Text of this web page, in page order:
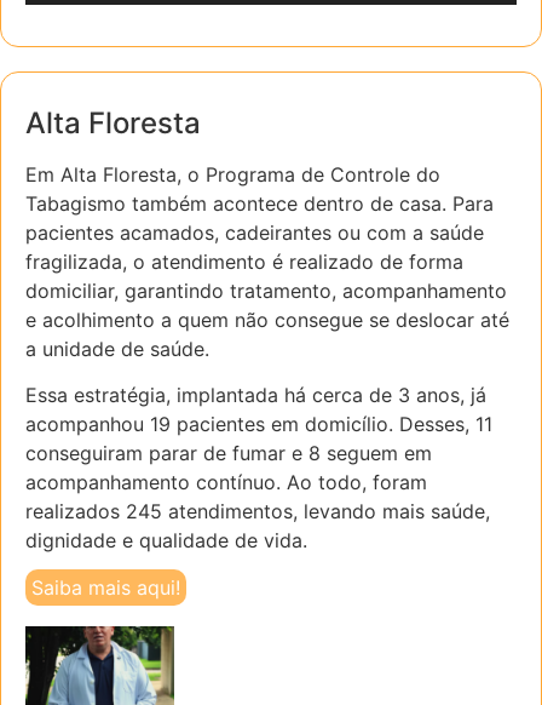
Alta Floresta
Em Alta Floresta, o Programa de Controle do
Tabagismo também acontece dentro de casa. Para
pacientes acamados, cadeirantes ou com a saúde
fragilizada, o atendimento é realizado de forma
domiciliar, garantindo tratamento, acompanhamento
e acolhimento a quem não consegue se deslocar até
a unidade de saúde.
Essa estratégia, implantada há cerca de 3 anos, já
acompanhou 19 pacientes em domicílio. Desses, 11
conseguiram parar de fumar e 8 seguem em
acompanhamento contínuo. Ao todo, foram
realizados 245 atendimentos, levando mais saúde,
dignidade e qualidade de vida.
Saiba mais aqui!